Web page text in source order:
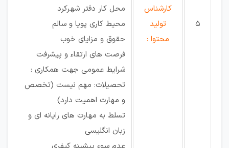
5
کارشناس
تولید‌
محتوا :
محل کار دفتر شهرکرد
محیط کاری پویا و سالم
حقوق و مزایای خوب
فرصت های ارتقاء و پیشرفت
شرایط عمومی جهت همکاری :
تحصیلات: مهم نیست (تخصص
و مهارت اهمیت دارد)
تسلط به مهارت های رایانه ای و
زبان انگلیسی